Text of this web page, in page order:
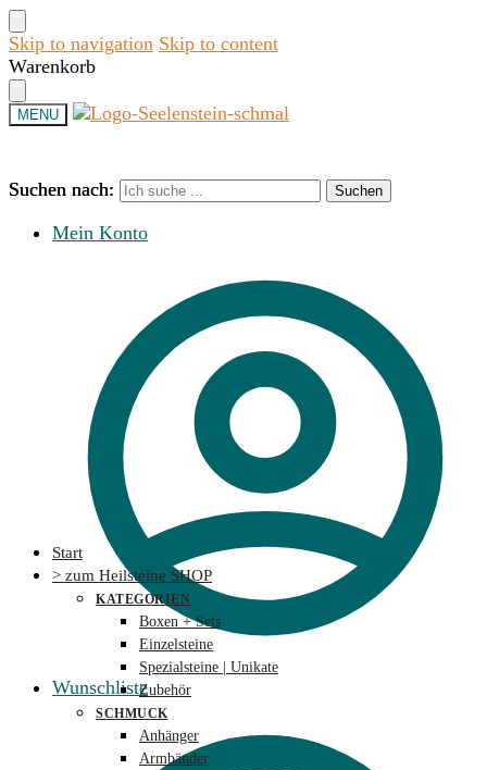
Skip to navigation Skip to content
Warenkorb
MENU
Suchen nach: Suchen
Mein Konto
Wunschliste
Suchen nach: Suchen
Start
> zum Heilsteine SHOP
KATEGORIEN
Boxen + Sets
Einzelsteine
Spezialsteine | Unikate
Zubehör
SCHMUCK
Anhänger
Armbänder